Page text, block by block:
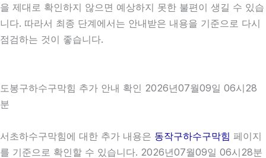
을 제대로 확인하지 않으면 예상하지 못한 불편이 생길 수 있습
니다. 따라서 최종 단계에서는 안내받은 내용을 기준으로 다시
점검하는 것이 좋습니다.
도봉구하수구막힘 추가 안내 확인 2026년07월09일 06시28
분
서초하수구막힘에 대한 추가 내용은 동작구하수구막힘 페이지
를 기준으로 확인할 수 있습니다. 2026년07월09일 06시28분